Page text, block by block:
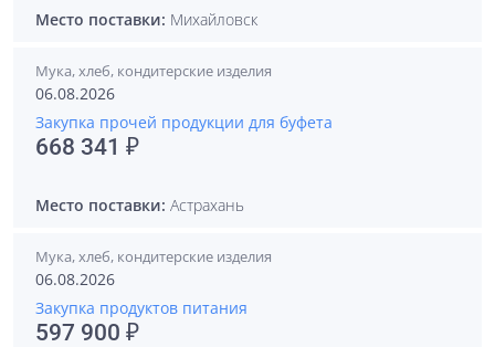
Место поставки: Михайловск
Мука, хлеб, кондитерские изделия
06.08.2026
Закупка прочей продукции для буфета
668 341 ₽
Место поставки: Астрахань
Мука, хлеб, кондитерские изделия
06.08.2026
Закупка продуктов питания
597 900 ₽